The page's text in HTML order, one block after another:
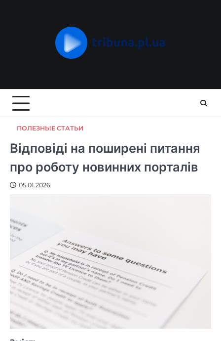
ПОЛЕЗНЫЕ СТАТЬИ
Відповіді на поширені питання
про роботу новинних порталів
05.01.2026